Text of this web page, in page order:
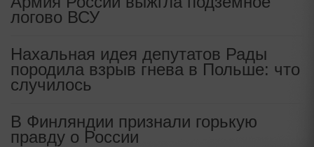
логово ВСУ
Нахальная идея депутатов Рады
породила взрыв гнева в Польше: что
случилось
В Финляндии признали горькую
правду о России